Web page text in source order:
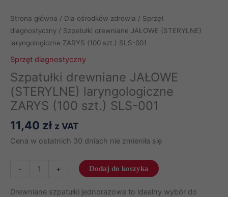
Strona główna / Dla ośrodków zdrowia / Sprzęt
diagnostyczny / Szpatułki drewniane JAŁOWE (STERYLNE)
laryngologiczne ZARYS (100 szt.) SLS-001
Sprzęt diagnostyczny
Szpatułki drewniane JAŁOWE
(STERYLNE) laryngologiczne
ZARYS (100 szt.) SLS-001
11,40 zł z VAT
Cena w ostatnich 30 dniach nie zmieniła się
-
drewniane
+ Dodaj do koszyka
Drewniane szpatułki jednorazowe to idealny wybór do